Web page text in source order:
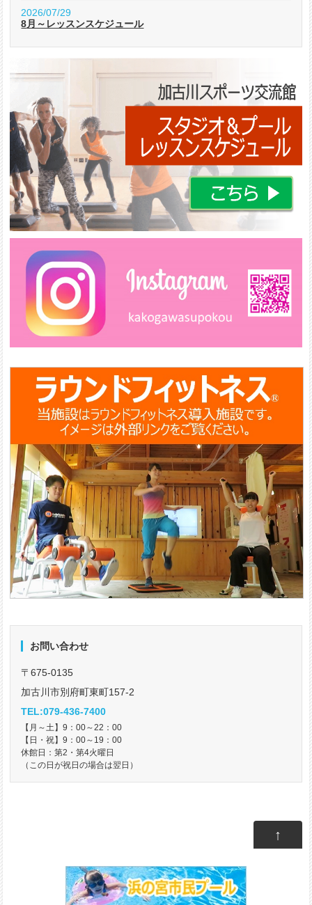
2026/07/29
8月～レッスンスケジュール
お問い合わせ
〒675-0135
加古川市別府町東町157-2
TEL:079-436-7400
【月～土】9：00～22：00
【日・祝】9：00～19：00
休館日：第2・第4火曜日
（この日が祝日の場合は翌日）
↑